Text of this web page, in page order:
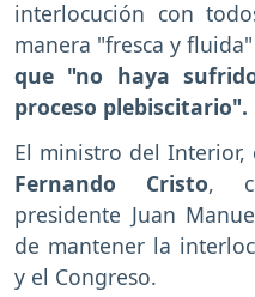
interlocución con
manera "fresca y
que "no haya
proceso plebiscitario".
El ministro del Interior,
Fernando Cristo,
presidente Juan
de mantener la
y el Congreso.